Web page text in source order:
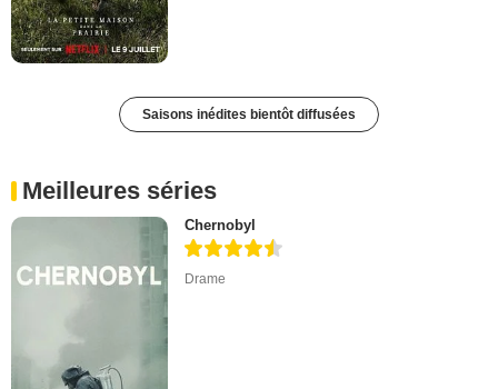
Saisons inédites bientôt diffusées
Meilleures séries
Chernobyl
Drame